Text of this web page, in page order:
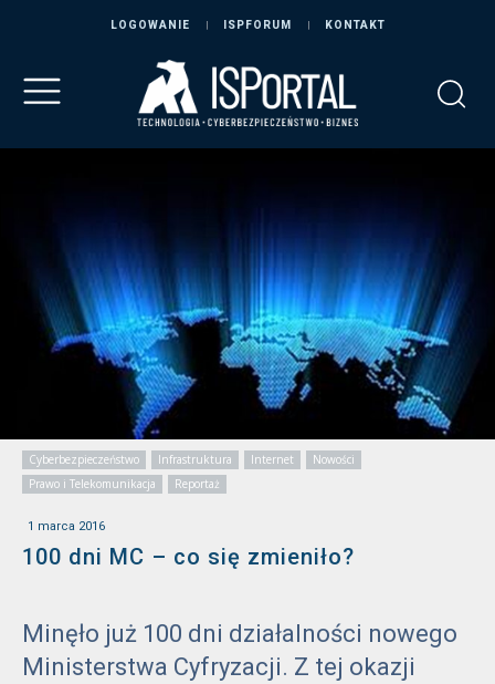
LOGOWANIE ISPFORUM KONTAKT
Cyberbezpieczeństwo Infrastruktura Internet
Nowości
Prawo i Telekomunikacja
Reportaż
1 marca 2016
100 dni MC – co się zmieniło?
Minęło już 100 dni działalności nowego
Ministerstwa Cyfryzacji. Z tej okazji